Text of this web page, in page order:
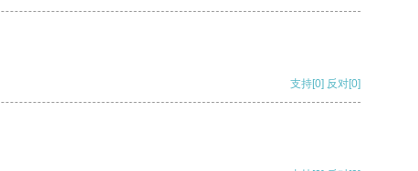
支持[0] 反对[0]